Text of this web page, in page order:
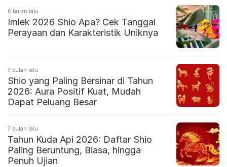
6 bulan lalu
Imlek 2026 Shio Apa? Cek Tanggal
Perayaan dan Karakteristik Uniknya
7 bulan lalu
Shio yang Paling Bersinar di Tahun
2026: Aura Positif Kuat, Mudah
Dapat Peluang Besar
7 bulan lalu
Tahun Kuda Api 2026: Daftar Shio
Paling Beruntung, Biasa, hingga
Penuh Ujian